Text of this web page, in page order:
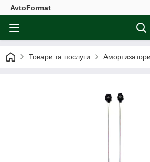
AvtoFormat
Товари та послуги